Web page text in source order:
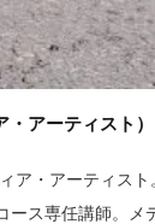
アーティスト）
ア・アーティス
ース専任講師。メ